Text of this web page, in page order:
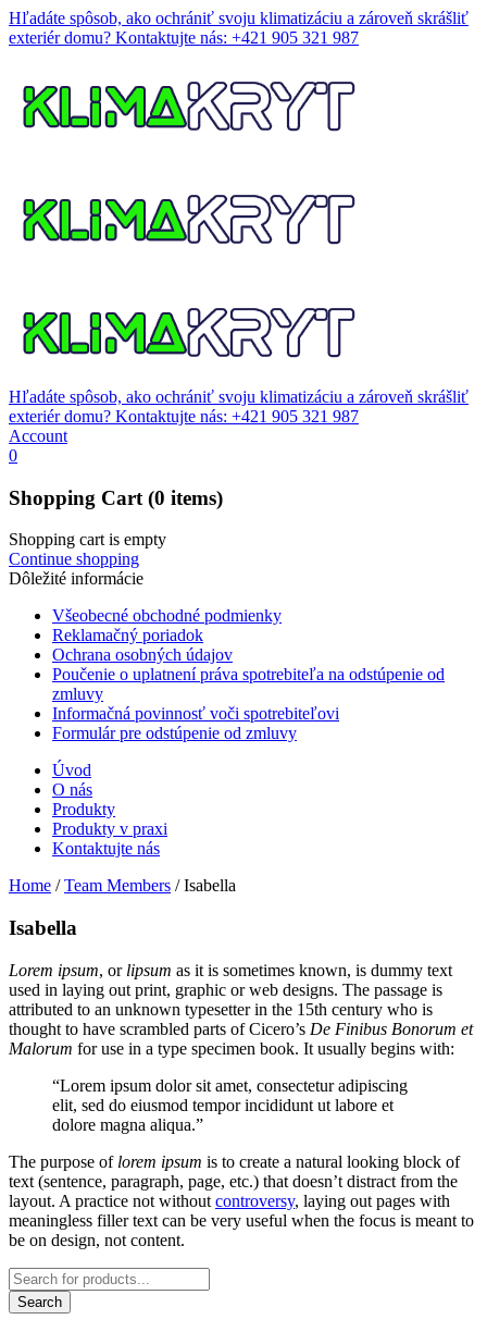
Hľadáte spôsob, ako ochrániť svoju klimatizáciu a zároveň skrášliť
exteriér domu? Kontaktujte nás: +421 905 321 987
Hľadáte spôsob, ako ochrániť svoju klimatizáciu a zároveň skrášliť
exteriér domu? Kontaktujte nás: +421 905 321 987
Account
0
Shopping Cart (0 items)
Shopping cart is empty
Continue shopping
Dôležité informácie
Všeobecné obchodné podmienky
Reklamačný poriadok
Ochrana osobných údajov
Poučenie o uplatnení práva spotrebiteľa na odstúpenie od
zmluvy
Informačná povinnosť voči spotrebiteľovi
Formulár pre odstúpenie od zmluvy
Úvod
O nás
Produkty
Produkty v praxi
Kontaktujte nás
Home / Team Members / Isabella
Isabella
Lorem ipsum, or lipsum as it is sometimes known, is dummy text
used in laying out print, graphic or web designs. The passage is
attributed to an unknown typesetter in the 15th century who is
thought to have scrambled parts of Cicero’s De Finibus Bonorum et
Malorum for use in a type specimen book. It usually begins with:
“Lorem ipsum dolor sit amet, consectetur adipiscing
elit, sed do eiusmod tempor incididunt ut labore et
dolore magna aliqua.”
The purpose of lorem ipsum is to create a natural looking block of
text (sentence, paragraph, page, etc.) that doesn’t distract from the
layout. A practice not without controversy, laying out pages with
meaningless filler text can be very useful when the focus is meant to
be on design, not content.